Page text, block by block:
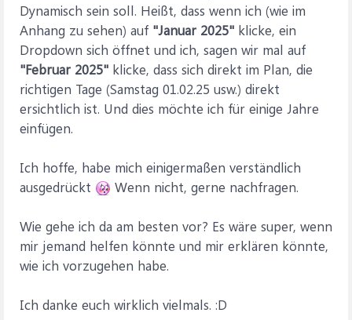
Dynamisch sein soll. Heißt, dass wenn ich (wie im
Anhang zu sehen) auf "Januar 2025" klicke, ein
Dropdown sich öffnet und ich, sagen wir mal auf
"Februar 2025" klicke, dass sich direkt im Plan, die
richtigen Tage (Samstag 01.02.25 usw.) direkt
ersichtlich ist. Und dies möchte ich für einige Jahre
einfügen.
Ich hoffe, habe mich einigermaßen verständlich
ausgedrückt
Wenn nicht, gerne nachfragen.
Wie gehe ich da am besten vor? Es wäre super, wenn
mir jemand helfen könnte und mir erklären könnte,
wie ich vorzugehen habe.
Ich danke euch wirklich vielmals. :D